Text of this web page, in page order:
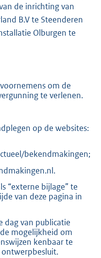
de inrichting van
B.V te Steenderen
Olburgen te
om de
te verlenen.
op de websites:
bekendmakingen;
“externe bijlage” te
van deze pagina in
dag van publicatie
mogelijkheid om
kenbaar te